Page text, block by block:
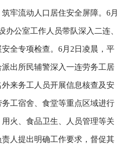
牢流动人口居住安全屏障。6月
办公室工作人员带队深入二连、
全专项检查。6月2日凌晨，平
出所民辅警深入一连劳务工居
来务工人员开展信息核查及安
工宿舍、食堂等重点区域进行
火、食品卫生、人员管理等关
人提出明确工作要求，督促其